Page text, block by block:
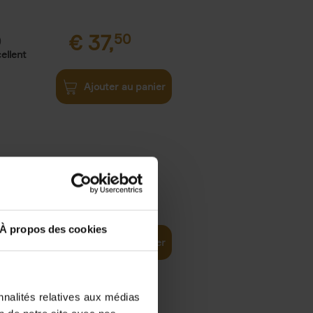
À propos des cookies
relatives aux médias
€ 37,50
Ajouter au panier
world 29,99
Ajouter au panier